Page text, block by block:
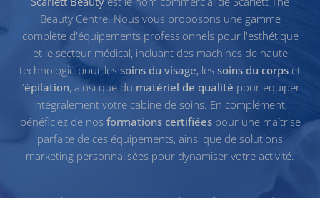
Beauty Centre. Nous vous proposons une gamme
complète d'équipements professionnels pour l'esthétique
et le secteur médical, incluant des machines de haute
technologie pour les soins du visage, les soins du corps et
l'épilation, ainsi que du matériel de qualité pour équiper
intégralement votre cabine de soins. En complément,
bénéficiez de nos formations certifiéespour une maîtrise
parfaite de ces équipements, ainsi que de solutions
marketing personnalisées pour dynamiser votre activité.